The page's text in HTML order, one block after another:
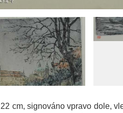
cm, signováno vpravo dole,